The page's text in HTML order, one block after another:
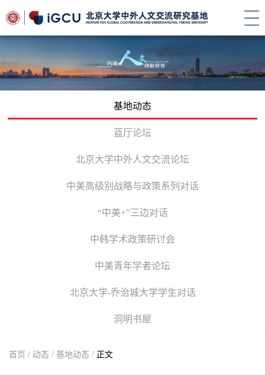
基地动态
蓝厅论坛
北京大学中外人文交流论坛
中美高级别战略与政策系列对话
“中美+”三边对话
中韩学术政策研讨会
中美青年学者论坛
北京大学-乔治城大学学生对话
洞明书屋
首页 / 动态 / 基地动态 / 正文